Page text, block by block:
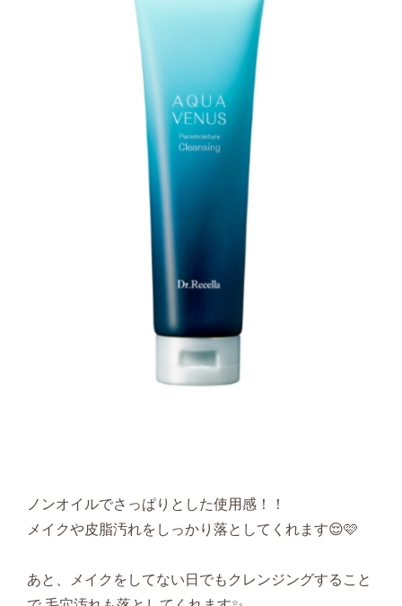
ノンオイルでさっぱりとした使用感！！
メイクや皮脂汚れをしっかり落としてくれます😌🩷
あと、メイクをしてない日でもクレンジングすること